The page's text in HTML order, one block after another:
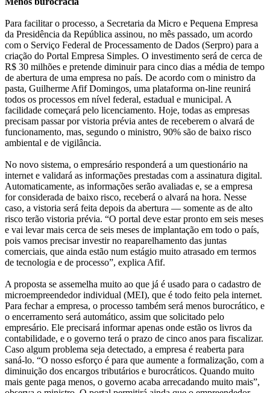
Para facilitar o processo, a Secretaria da Micro e Pequena Empresa
da Presidência da República assinou, no mês passado, um acordo
com o Serviço Federal de Processamento de Dados (Serpro) para a
criação do Portal Empresa Simples. O investimento será de cerca de
R$ 30 milhões e pretende diminuir para cinco dias a média de tempo
de abertura de uma empresa no país. De acordo com o ministro da
pasta, Guilherme Afif Domingos, uma plataforma on-line reunirá
todos os processos em nível federal, estadual e municipal. A
facilidade começará pelo licenciamento. Hoje, todas as empresas
precisam passar por vistoria prévia antes de receberem o alvará de
funcionamento, mas, segundo o ministro, 90% são de baixo risco
ambiental e de vigilância.
No novo sistema, o empresário responderá a um questionário na
internet e validará as informações prestadas com a assinatura digital.
Automaticamente, as informações serão avaliadas e, se a empresa
for considerada de baixo risco, receberá o alvará na hora. Nesse
caso, a vistoria será feita depois da abertura — somente as de alto
risco terão vistoria prévia. “O portal deve estar pronto em seis meses
e vai levar mais cerca de seis meses de implantação em todo o país,
pois vamos precisar investir no reaparelhamento das juntas
comerciais, que ainda estão num estágio muito atrasado em termos
de tecnologia e de processo”, explica Afif.
A proposta se assemelha muito ao que já é usado para o cadastro de
microempreendedor individual (MEI), que é todo feito pela internet.
Para fechar a empresa, o processo também será menos burocrático, e
o encerramento será automático, assim que solicitado pelo
empresário. Ele precisará informar apenas onde estão os livros da
contabilidade, e o governo terá o prazo de cinco anos para fiscalizar.
Caso algum problema seja detectado, a empresa é reaberta para
saná-lo. “O nosso esforço é para que aumente a formalização, com a
diminuição dos encargos tributários e burocráticos. Quando muito
mais gente paga menos, o governo acaba arrecadando muito mais”,